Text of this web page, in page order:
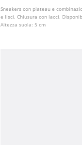
Sneakers con plateau e
e lisci. Chiusura con lacci.
Altezza suola: 5 cm